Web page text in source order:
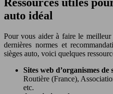
Ressources utiles
auto idéal
Pour vous aider à faire le
dernières normes et
sièges auto, voici quelques
Sites web d’organismes
Routière (France),
etc.